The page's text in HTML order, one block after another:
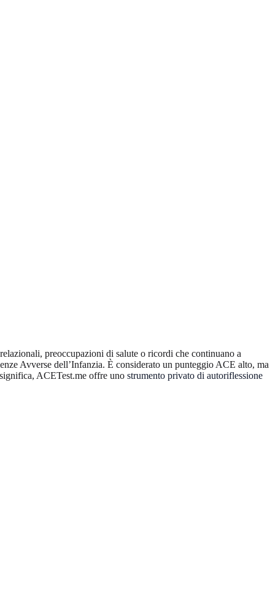
preoccupazioni di salute o ricordi che continuano a
Avverse dell’Infanzia. È considerato un punteggio ACE alto, ma
ACETest.me offre uno strumento privato di autoriflessione